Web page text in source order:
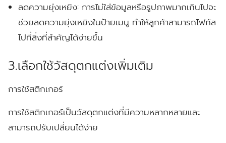
ลดความยุ่งเหยิง: การไม่ใส่ข้อมูลหรือรูปภาพมากเกินไปจะ
ช่วยลดความยุ่งเหยิงในป้ายเมนู ทำให้ลูกค้าสามารถโฟกัส
ไปที่สิ่งที่สำคัญได้ง่ายขึ้น
3.เลือกใช้วัสดุตกแต่งเพิ่มเติม
การใช้สติกเกอร์
การใช้สติกเกอร์เป็นวัสดุตกแต่งที่มีความหลากหลายและ
สามารถปรับเปลี่ยนได้ง่าย